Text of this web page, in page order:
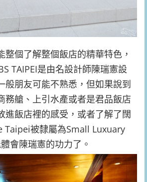
整個了解整個飯店的精華特色，
TAIPEI是由名設計師陳瑞憲設
般朋友可能不熟悉，但如果說到
務艙、上引水產或者是君品飯店
進飯店裡的感受，或者了解了闊
Taipei被隸屬為Small Luxuary
會陳瑞憲的功力了。